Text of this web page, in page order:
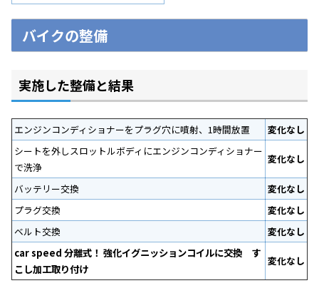
バイクの整備
実施した整備と結果
エンジンコンディショナーをプラグ穴に噴射、1時間放置
変化なし
シートを外しスロットルボディにエンジンコンディショナー
で洗浄
変化なし
バッテリー交換
変化なし
プラグ交換
変化なし
ベルト交換
変化なし
car speed 分離式！ 強化イグニッションコイルに交換 す
こし加工取り付け
変化なし